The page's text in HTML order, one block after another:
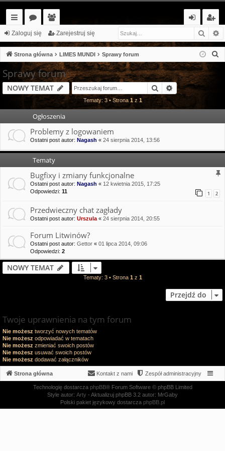
ię
ce
j…
or
a
ży
tk
o
w
ni
cy
og
uj
si
ę
ar
ej
es
si
ę
Zaloguj się Zarejestruj się
Strona główna LIMES MUNDI Sprawy forum
j
Sprawy forum
NOWY TEMAT Szukaj
Tematy: 3 • Strona 1z 1
Ogłoszenia
Problemy z logowaniem
Ostatni post autor: Nagash « 24 sierpnia 2014, 13:56
Tematy
Bugfixy i zmiany funkcjonalne
Ostatni post autor: Nagash « 12 kwietnia 2015, 17:25
Odpowiedzi: 11 1 2
Przedwieczny chat zagłady
Ostatni post autor: Urszula « 24 sierpnia 2014, 20:55
Forum Litwinów?
Ostatni post autor: Gettor « 01 lipca 2014, 09:06
Odpowiedzi: 2
NOWY TEMAT
Tematy: 3 • Strona 1z 1
Przejdź do
Twoje uprawnienia na tym forum
Nie możesz tworzyć nowych tematów
Nie możesz odpowiadać w tematach
Nie możesz zmieniać swoich postów
Nie możesz usuwać swoich postów
Nie możesz dodawać załączników
Strona główna Zespół administracyjny
Kontakt z nami
Technologię dostarcza phpBB® Forum Software © phpBB Limited
Style autor: Arty - Aktualizuj phpBB 3.2 autor: MrGaby
Polski pakiet językowy dostarcza phpBB.pl